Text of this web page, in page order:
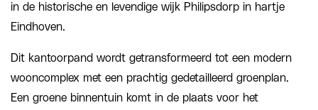
in de historische en levendige wijk Philipsdorp in hartje
Eindhoven.
Dit kantoorpand wordt getransformeerd tot een modern
wooncomplex met een prachtig gedetailleerd groenplan.
Een groene binnentuin komt in de plaats voor het